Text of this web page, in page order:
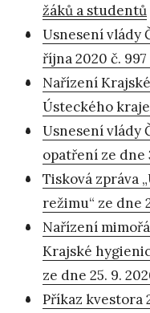
žáků a studentů
Usnesení vlády
října 2020 č.
Nařízení
Ústeckého
Usnesení vlády
opatření ze dne
Tisková zpráva
režimu“ ze dne
Nařízení
Krajské
ze dne 25. 9.
Příkaz